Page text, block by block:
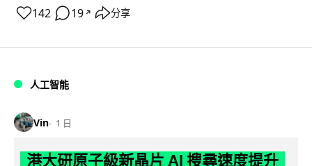
142 19 ↗ 分享
人工智能
Vin 1 日
港大研原子級新晶片 AI 搜尋速度提升